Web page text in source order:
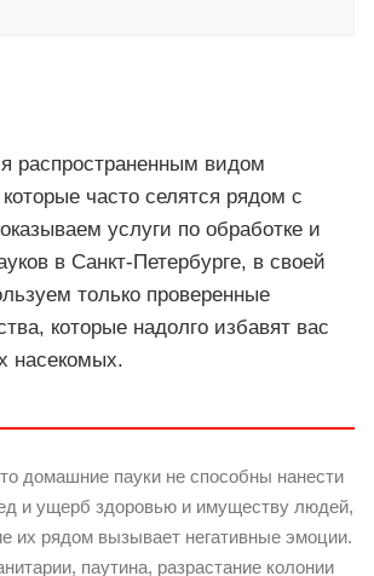
распространенным видом
часто селятся рядом с
услуги по обработке и
в Санкт-Петербурге, в своей
только проверенные
которые надолго избавят вас
насекомых.
домашние пауки не способны нанести
и ущерб здоровью и имуществу людей,
их рядом вызывает негативные эмоции.
паутина, разрастание колонии